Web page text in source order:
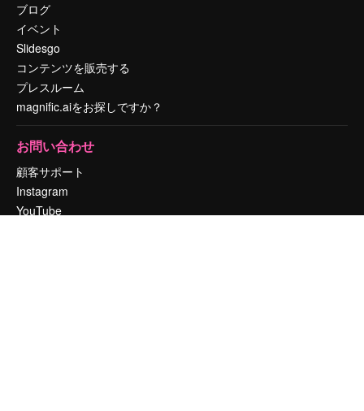
ブログ
イベント
Slidesgo
コンテンツを販売する
プレスルーム
magnific.aiをお探しですか？
お問い合わせ
顧客サポート
Instagram
YouTube